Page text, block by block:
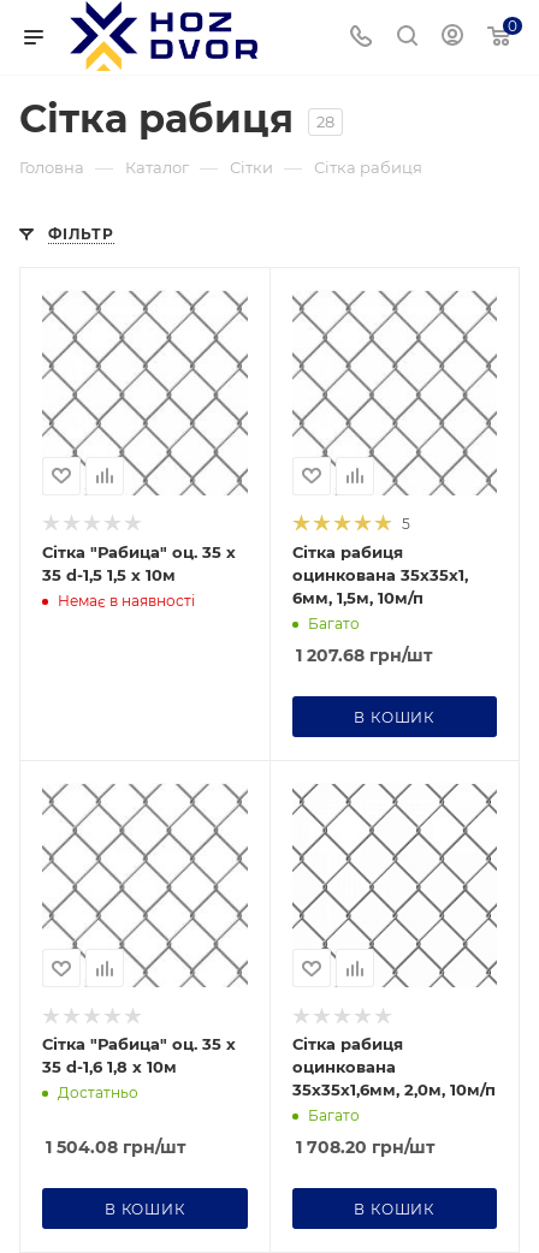
0
Сітка рабиця 28
Головна — Каталог — Сітки — Сітка рабиця
ФІЛЬТР
Сітка "Рабица" оц. 35 х
35 d-1,5 1,5 х 10м
Немає в наявності
Діаметр дроту Ø
1,6
Ячейка
35х35
5
Сітка рабиця
оцинкована 35х35х1,
6мм, 1,5м, 10м/п
Багато
1 207.68грн/шт
В КОШИК
Сітка "Рабица" оц. 35 х
35 d-1,6 1,8 х 10м
Достатньо
1 504.08 грн/шт
В КОШИК
Сітка рабиця
оцинкована
35х35х1,6мм, 2,0м, 10м/п
Багато
1 708.20 грн/шт
В КОШИК